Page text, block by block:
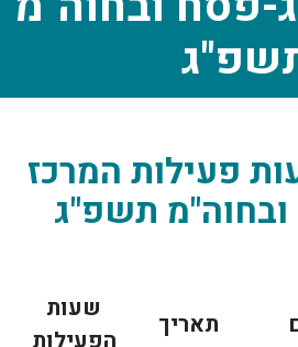
פעילות המרכז
תשפ"ג
תאריך
שעות